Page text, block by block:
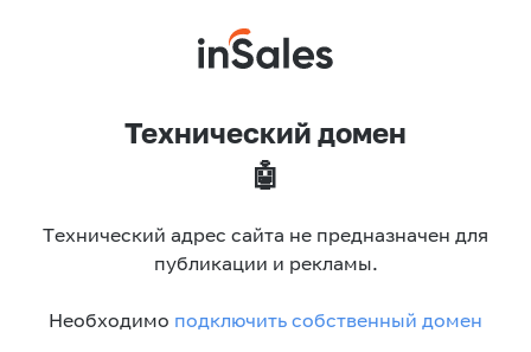
Технический домен
🤖
Технический адрес сайта не предназначен для
публикации и рекламы.
Необходимо подключить собственный домен